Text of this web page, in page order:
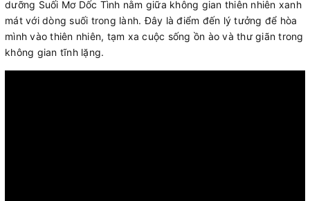
dưỡng Suối Mơ Dốc Tình nằm giữa không gian thiên nhiên xanh
mát với dòng suối trong lành. Đây là điểm đến lý tưởng để hòa
mình vào thiên nhiên, tạm xa cuộc sống ồn ào và thư giãn trong
không gian tĩnh lặng.